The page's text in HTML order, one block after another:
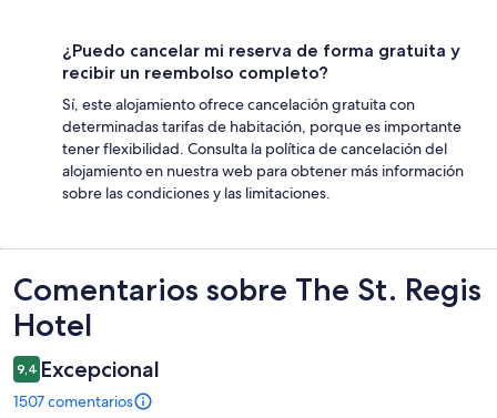
¿Puedo cancelar mi reserva de forma gratuita y
recibir un reembolso completo?
Sí, este alojamiento ofrece cancelación gratuita con
determinadas tarifas de habitación, porque es importante
tener flexibilidad. Consulta la política de cancelación del
alojamiento en nuestra web para obtener más información
sobre las condiciones y las limitaciones.
Comentarios
Comentarios sobre The St. Regis
Hotel
9,4 Excepcional
1507 comentarios